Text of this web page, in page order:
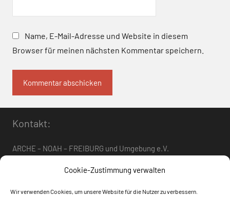
Cookie-Zustimmung verwalten
Wir verwenden Cookies, um unsere Website für die Nutzer zu verbessern.
Name, E-Mail-Adresse und Website in diesem
Browser für meinen nächsten Kommentar speichern.
Kontakt:
ARCHE – NOAH – FREIBURG und Umgebung e.V.
arche-noah-freiburg[at]freenet.de